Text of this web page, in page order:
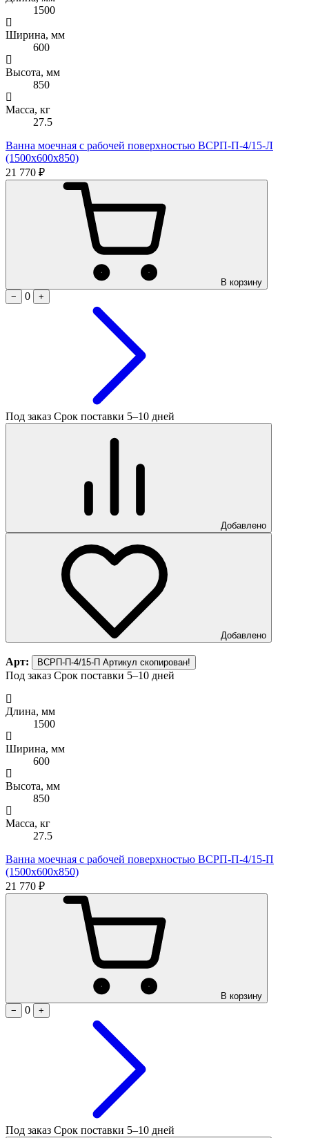
1500
Ширина, мм
600
Высота, мм
850
Масса, кг
27.5
Ванна моечная с рабочей поверхностью ВСРП-П-4/15-Л
(1500х600х850)
21 770 ₽
В корзину
−
0 +
Под заказ Срок поставки 5–10 дней
Добавлено
Добавлено
Арт: ВСРП-П-4/15-П Артикул скопирован!
Под заказ Срок поставки 5–10 дней
Длина, мм
1500
Ширина, мм
600
Высота, мм
850
Масса, кг
27.5
Ванна моечная с рабочей поверхностью ВСРП-П-4/15-П
(1500х600х850)
21 770 ₽
В корзину
−
0 +
Под заказ Срок поставки 5–10 дней